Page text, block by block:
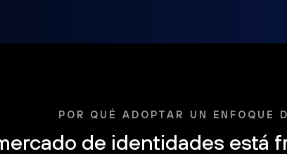
POR QUÉ ADOPTAR UN ENFOQUE
de identidades está